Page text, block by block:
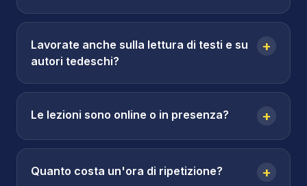
Lavorate anche sulla lettura di testi e su
autori tedeschi?
+
Le lezioni sono online o in presenza? +
Quanto costa un'ora di ripetizione? +